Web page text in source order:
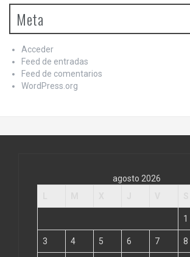
Meta
Acceder
Feed de entradas
Feed de comentarios
WordPress.org
agosto 2026
1
3 4 5 6 7 8